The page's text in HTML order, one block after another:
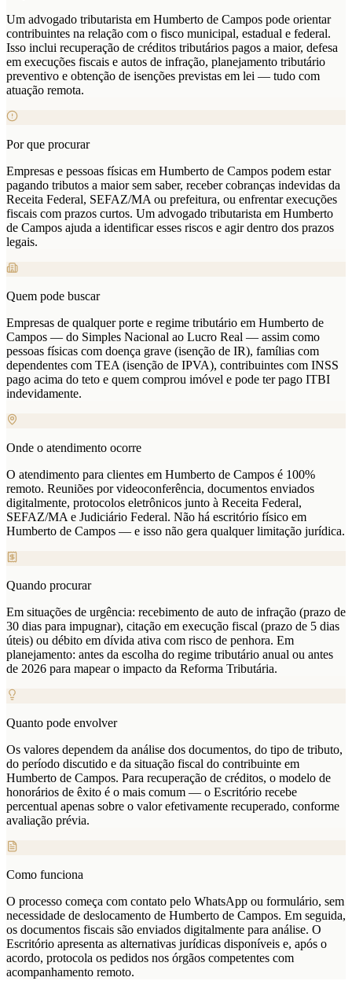
Um advogado tributarista em Humberto de Campos pode orientar
contribuintes na relação com o fisco municipal, estadual e federal.
Isso inclui recuperação de créditos tributários pagos a maior, defesa
em execuções fiscais e autos de infração, planejamento tributário
preventivo e obtenção de isenções previstas em lei — tudo com
atuação remota.
Por que procurar
Empresas e pessoas físicas em Humberto de Campos podem estar
pagando tributos a maior sem saber, receber cobranças indevidas da
Receita Federal, SEFAZ/MA ou prefeitura, ou enfrentar execuções
fiscais com prazos curtos. Um advogado tributarista em Humberto
de Campos ajuda a identificar esses riscos e agir dentro dos prazos
legais.
Quem pode buscar
Empresas de qualquer porte e regime tributário em Humberto de
Campos — do Simples Nacional ao Lucro Real — assim como
pessoas físicas com doença grave (isenção de IR), famílias com
dependentes com TEA (isenção de IPVA), contribuintes com INSS
pago acima do teto e quem comprou imóvel e pode ter pago ITBI
indevidamente.
Onde o atendimento ocorre
O atendimento para clientes em Humberto de Campos é 100%
remoto. Reuniões por videoconferência, documentos enviados
digitalmente, protocolos eletrônicos junto à Receita Federal,
SEFAZ/MA e Judiciário Federal. Não há escritório físico em
Humberto de Campos — e isso não gera qualquer limitação jurídica.
Quando procurar
Em situações de urgência: recebimento de auto de infração (prazo de
30 dias para impugnar), citação em execução fiscal (prazo de 5 dias
úteis) ou débito em dívida ativa com risco de penhora. Em
planejamento: antes da escolha do regime tributário anual ou antes
de 2026 para mapear o impacto da Reforma Tributária.
Quanto pode envolver
Os valores dependem da análise dos documentos, do tipo de tributo,
do período discutido e da situação fiscal do contribuinte em
Humberto de Campos. Para recuperação de créditos, o modelo de
honorários de êxito é o mais comum — o Escritório recebe
percentual apenas sobre o valor efetivamente recuperado, conforme
avaliação prévia.
Como funciona
O processo começa com contato pelo WhatsApp ou formulário, sem
necessidade de deslocamento de Humberto de Campos. Em seguida,
os documentos fiscais são enviados digitalmente para análise. O
Escritório apresenta as alternativas jurídicas disponíveis e, após o
acordo, protocola os pedidos nos órgãos competentes com
acompanhamento remoto.